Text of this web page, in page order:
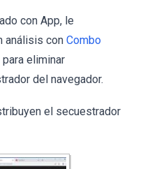
con App, le
análisis con Combo
para eliminar
del navegador.
el secuestrador